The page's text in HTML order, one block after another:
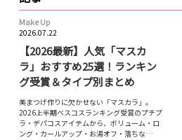
Make Up
2026.07.22
【2026最新】人気「マスカ
ラ」おすすめ25選！ランキン
グ受賞＆タイプ別まとめ
美まつげ作りに欠かせない「マスカラ」。
2026上半期ベスコスランキング受賞のプチプ
ラ・デパコスアイテムから、ボリューム・ロ
ング・カールアップ・お湯オフ・落ちな…